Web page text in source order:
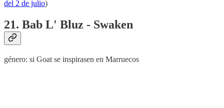
del 2 de julio)
21. Bab L' Bluz - Swaken
género: si Goat se inspirasen en Marruecos